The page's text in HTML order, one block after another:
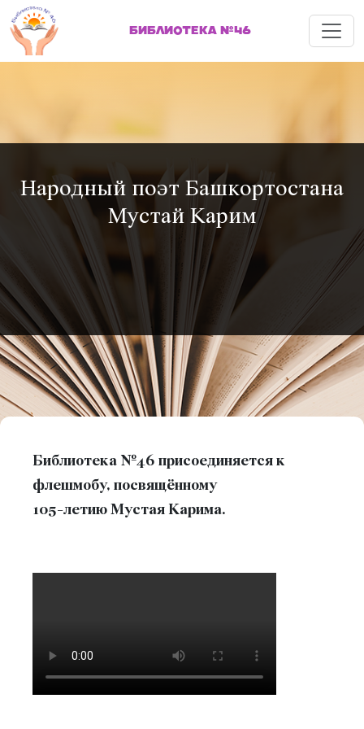
БИБЛИОТЕКА №46 Меню
Народный поэт Башкортостана
Мустай Карим
Библиотека №46 присоединяется к
флешмобу, посвящённому
105-летию Мустая Карима.